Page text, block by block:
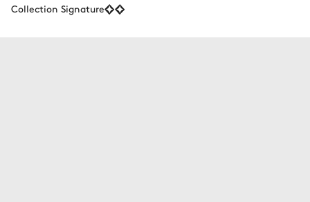
Collection Signature